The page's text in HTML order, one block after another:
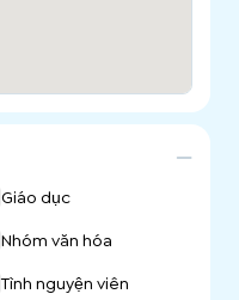
Giáo dục
Nhóm văn hóa
Tình nguyện viên